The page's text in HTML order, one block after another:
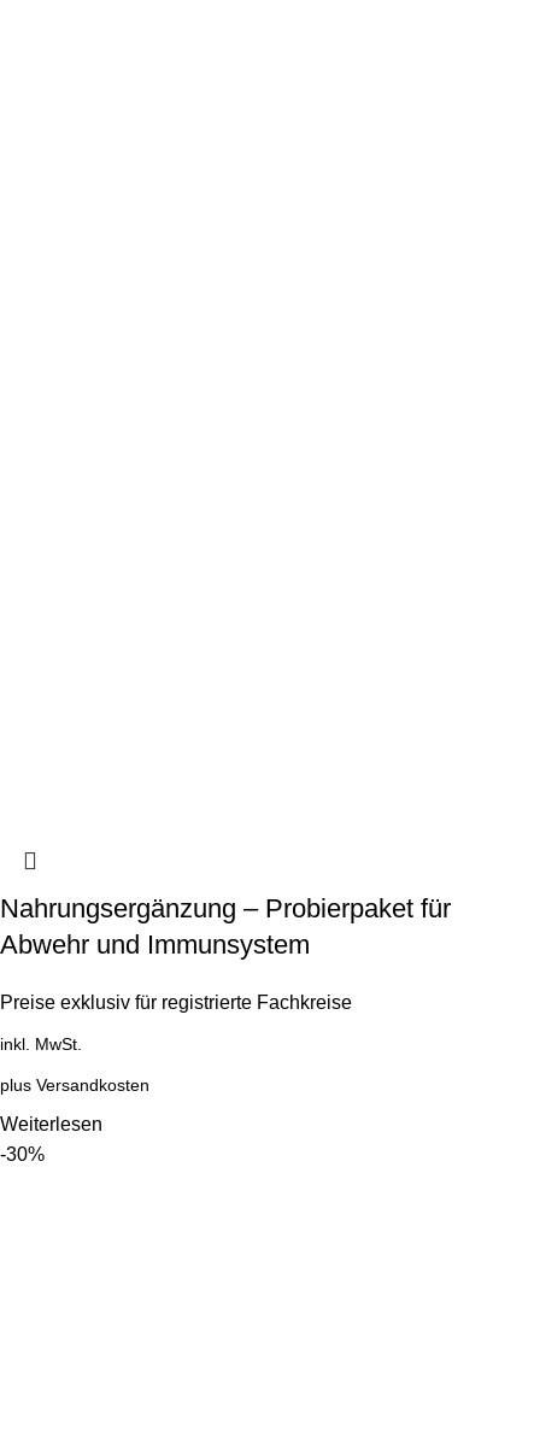
Nahrungsergänzung – Probierpaket für
Abwehr und Immunsystem
Preise exklusiv für registrierte Fachkreise
inkl. MwSt.
plus Versandkosten
Weiterlesen
-30%